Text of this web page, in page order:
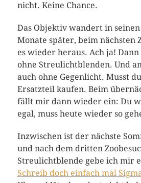
nicht. Keine Chance.
Das Objektiv wandert in
Monate später, beim nächsten
es wieder heraus. Ach ja!
ohne Streulichtblenden. Und
auch ohne Gegenlicht. Musst
Ersatzteil kaufen. Beim
fällt mir dann wieder ein: Du
egal, muss heute wieder so
Inzwischen ist der nächste
und nach dem dritten
Streulichtblende gebe ich mir
Schreib doch einfach mal